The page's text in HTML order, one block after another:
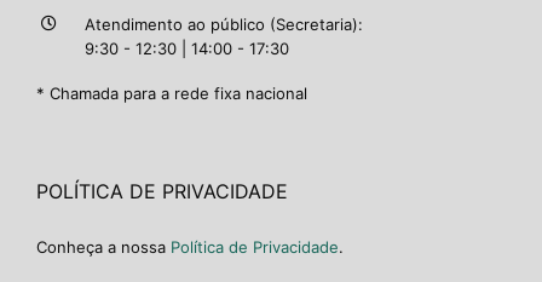
Atendimento ao público (Secretaria):
9:30 - 12:30 | 14:00 - 17:30
* Chamada para a rede fixa nacional
POLÍTICA DE PRIVACIDADE
Conheça a nossa Política de Privacidade.